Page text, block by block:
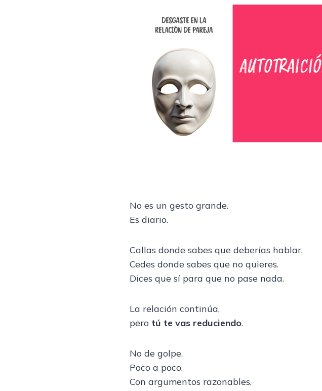
No es un gesto grande.
Es diario.
Callas donde sabes que deberías hablar.
Cedes donde sabes que no quieres.
Dices que sí para que no pase nada.
La relación continúa,
pero tú te vas reduciendo.
No de golpe.
Poco a poco.
Con argumentos razonables.